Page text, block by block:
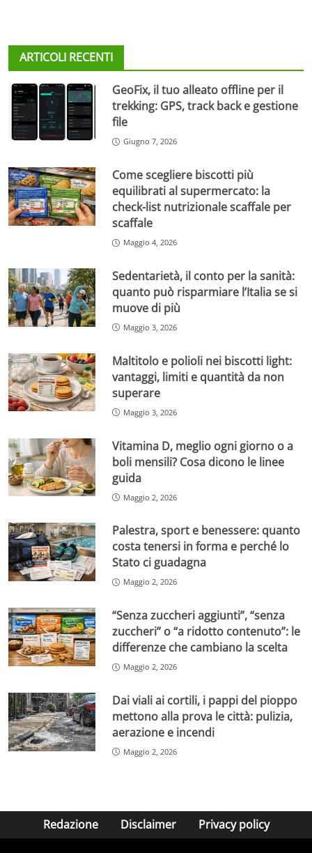
ARTICOLI RECENTI
GeoFix, il tuo alleato offline per il
trekking: GPS, track back e gestione
file
Giugno 7, 2026
Come scegliere biscotti più
equilibrati al supermercato: la
check-list nutrizionale scaffale per
scaffale
Maggio 4, 2026
Sedentarietà, il conto per la sanità:
quanto può risparmiare l’Italia se si
muove di più
Maggio 3, 2026
Maltitolo e polioli nei biscotti light:
vantaggi, limiti e quantità da non
superare
Maggio 3, 2026
Vitamina D, meglio ogni giorno o a
boli mensili? Cosa dicono le linee
guida
Maggio 2, 2026
Palestra, sport e benessere: quanto
costa tenersi in forma e perché lo
Stato ci guadagna
Maggio 2, 2026
“Senza zuccheri aggiunti”, “senza
zuccheri” o “a ridotto contenuto”: le
differenze che cambiano la scelta
Maggio 2, 2026
Dai viali ai cortili, i pappi del pioppo
mettono alla prova le città: pulizia,
aerazione e incendi
Maggio 2, 2026
Redazione Disclaimer Privacy policy